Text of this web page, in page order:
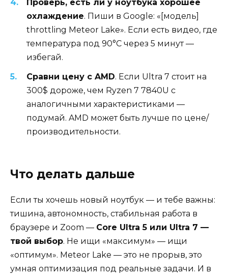
Проверь, есть ли у ноутбука хорошее
охлаждение. Пиши в Google: «[модель]
throttling Meteor Lake». Если есть видео, где
температура под 90°C через 5 минут —
избегай.
Сравни цену с AMD. Если Ultra 7 стоит на
300$ дороже, чем Ryzen 7 7840U с
аналогичными характеристиками —
подумай. AMD может быть лучше по цене/
производительности.
Что делать дальше
Если ты хочешь новый ноутбук — и тебе важны:
тишина, автономность, стабильная работа в
браузере и Zoom — Core Ultra 5 или Ultra 7 —
твой выбор. Не ищи «максимум» — ищи
«оптимум». Meteor Lake — это не прорыв, это
умная оптимизация под реальные задачи. И в